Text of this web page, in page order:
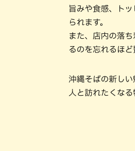
旨みや食感、ト
られます。
また、店内の落
るのを忘れるほど
沖縄そばの新し
人と訪れたくな